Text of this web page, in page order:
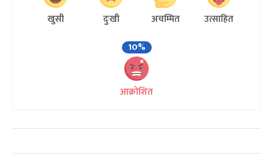
खुसी दुःखी अचम्मित
उत्साहित
10%
आक्रोशित